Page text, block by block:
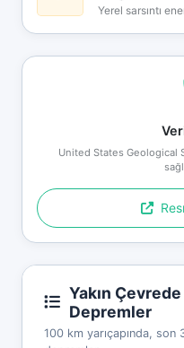
Yerel sarsıntı
United States Geological
Yakın
Depremler
100 km yarıçapında,